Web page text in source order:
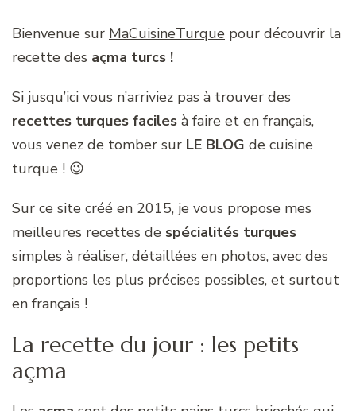
Bienvenue sur MaCuisineTurque pour découvrir la
recette des açma turcs !
Si jusqu’ici vous n’arriviez pas à trouver des
recettes turques faciles à faire et en français,
vous venez de tomber sur LE BLOG de cuisine
turque ! 😉
Sur ce site créé en 2015, je vous propose mes
meilleures recettes de spécialités turques
simples à réaliser, détaillées en photos, avec des
proportions les plus précises possibles, et surtout
en français !
La recette du jour : les petits
açma